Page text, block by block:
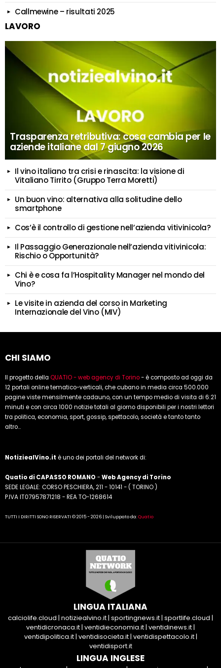
Callmewine – risultati 2025
LAVORO
Trasparenza retributiva: cosa cambia per le
aziende italiane dal 7 giugno 2026
Il vino italiano tra crisi e rinascita: la visione di
Vitaliano Tirrito (Gruppo Terra Moretti)
Un buon vino: alternativa alla solitudine dello
smartphone
Cos’è il controllo di gestione nell’azienda vitivinicola?
Il Passaggio Generazionale nell’azienda vitivinicola:
Rischio o Opportunità?
Chi è e cosa fa l’Hospitality Manager nel mondo del
Vino?
Le visite in azienda del corso in Marketing
Internazionale del Vino (MIV)
CHI SIAMO
Il progetto della QUATIO - web agency di Torino- è composto ad oggi da
12 portali online tematico-verticali, che cubano in media circa 500.000
pagine viste mensilmente cadauno, con un tempo medio di visita di 6:21
minuti e con circa 1000 notizie totali al giorno disponibili per i nostri lettori
tra politica, economia, sport, gossip, spettacolo, società e tanto tanto
altro...
NotiziealVino.it è uno dei portali del network di:
Quatio di CAPASSO ROMANO -Web Agency di Torino
SEDE LEGALE: CORSO PESCHIERA, 211 - 10141 - ( TORINO )
P.IVA IT07957871218 - REA TO-1268614
TUTTI I DIRITTI SONO RISERVATI © 2015 - 2026 | Sviluppato da:Quatio
LINGUA ITALIANA
calciolife.cloud | notiziealvino.it| sportingnews.it| sportlife.cloud |
ventidicronaca.it| ventidieconomia.it| ventidinews.it|
ventidipolitica.it| ventidisocieta.it| ventidispettacolo.it|
ventidisport.it
LINGUA INGLESE